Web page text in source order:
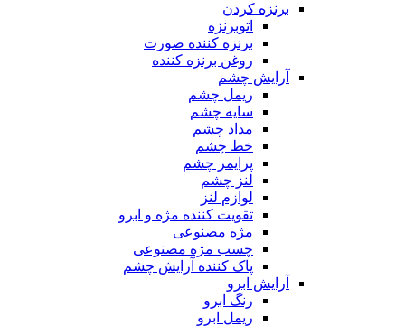
برنزه کردن
اتوبرنزه
برنزه کننده صورت
روغن برنزه کننده
آرایش چشم
ریمل چشم
سایه چشم
مداد چشم
خط چشم
پرایمر چشم
لنز چشم
لوازم لنز
تقویت کننده مژه و ابرو
مژه مصنوعی
چسب مژه مصنوعی
پاک کننده آرایش چشم
آرایش ابرو
رنگ ابرو
ریمل ابرو